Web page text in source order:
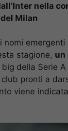
nella
Milan
stagione, un
della Serie
pronti a
viene